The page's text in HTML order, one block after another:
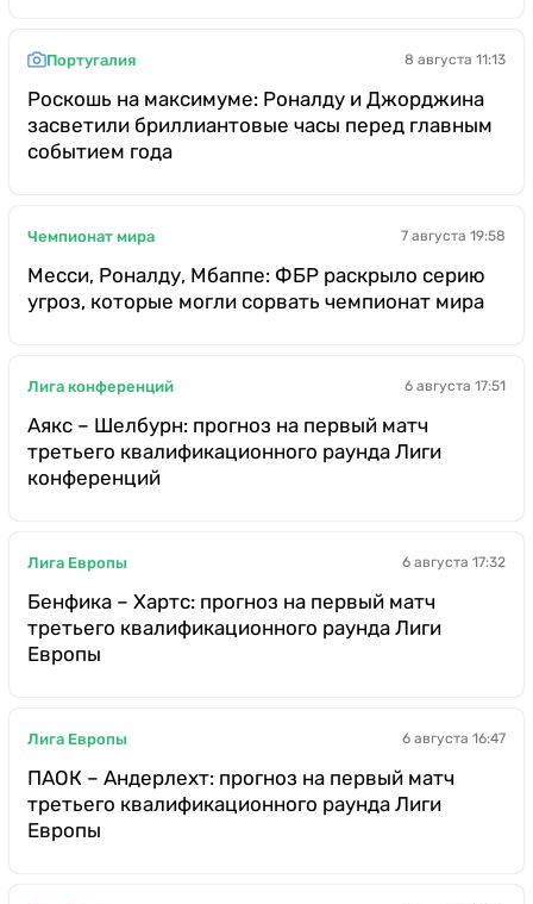
Португалия 8 августа 11:13
Роскошь на максимуме: Роналду и Джорджина
засветили бриллиантовые часы перед главным
событием года
Чемпионат мира 7 августа 19:58
Месси, Роналду, Мбаппе: ФБР раскрыло серию
угроз, которые могли сорвать чемпионат мира
Лига конференций 6 августа 17:51
Аякс – Шелбурн: прогноз на первый матч
третьего квалификационного раунда Лиги
конференций
Лига Европы 6 августа 17:32
Бенфика – Хартс: прогноз на первый матч
третьего квалификационного раунда Лиги
Европы
Лига Европы 6 августа 16:47
ПАОК – Андерлехт: прогноз на первый матч
третьего квалификационного раунда Лиги
Европы